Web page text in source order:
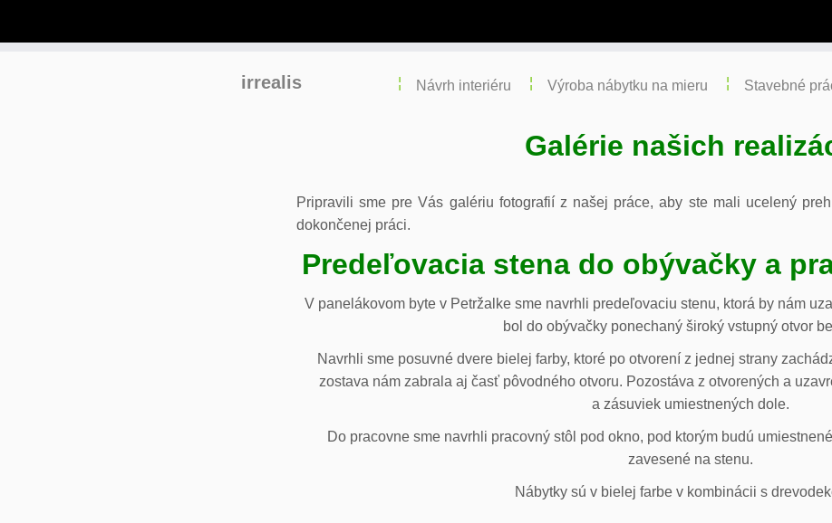
irrealis Návrh interiéru Výroba nábytku na mieru Stavebné
Galérie našich
Pripravili sme pre Vás galériu fotografií z našej práce, aby ste mali ucelený
dokončenej práci.
Predeľovacia stena do obývačky a
V panelákovom byte v Petržalke sme navrhli predeľovaciu stenu, ktorá by nám
bol do obývačky ponechaný široký vstupný otvor
Navrhli sme posuvné dvere bielej farby, ktoré po otvorení z jednej strany
zostava nám zabrala aj časť pôvodného otvoru. Pozostáva z otvorených a
a zásuviek umiestnených dole.
Do pracovne sme navrhli pracovný stôl pod okno, pod ktorým budú
zavesené na stenu.
Nábytky sú v bielej farbe v kombinácii s